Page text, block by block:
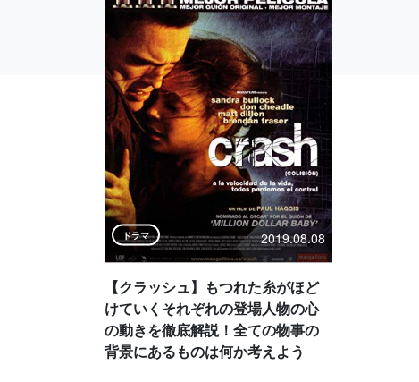
ドラマ 2019.08.08
【クラッシュ】もつれた糸がほど
けていくそれぞれの登場人物の心
の動きを徹底解説！全ての物事の
背景にあるものは何か考えよう